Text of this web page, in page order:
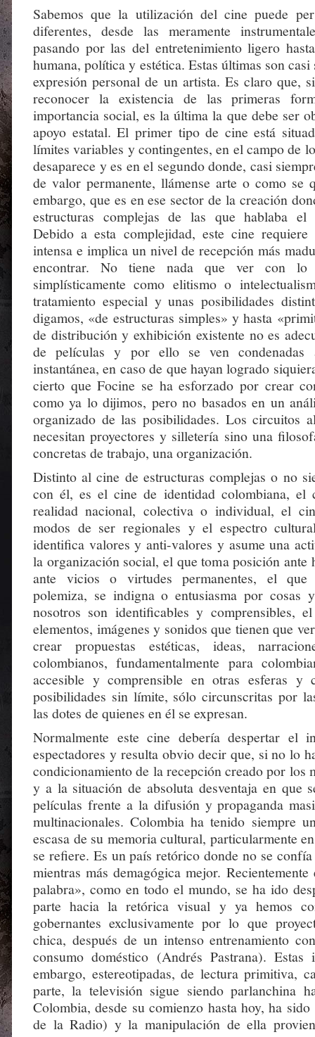
Sabemos que la utilización del cine puede
diferentes, desde las meramente
pasando por las del entretenimiento ligero
humana, política y estética. Estas últimas son
expresión personal de un artista. Es claro que,
reconocer la existencia de las primeras
importancia social, es la última la que debe ser
apoyo estatal. El primer tipo de cine está
límites variables y contingentes, en el campo de
desaparece y es en el segundo donde, casi
de valor permanente, llámense arte o como se
embargo, que es en ese sector de la creación
estructuras complejas de las que hablaba el
Debido a esta complejidad, este cine requiere
intensa e implica un nivel de recepción más
encontrar. No tiene nada que ver con lo
simplísticamente como elitismo o
tratamiento especial y unas posibilidades
digamos, «de estructuras simples» y hasta
de distribución y exhibición existente no es
de películas y por ello se ven condenadas
instantánea, en caso de que hayan logrado
cierto que Focine se ha esforzado por crear
como ya lo dijimos, pero no basados en un
organizado de las posibilidades. Los circuitos
necesitan proyectores y silletería sino una
concretas de trabajo, una organización.
Distinto al cine de estructuras complejas o no
con él, es el cine de identidad colombiana, el
realidad nacional, colectiva o individual, el
modos de ser regionales y el espectro
identifica valores y anti-valores y asume una
la organización social, el que toma posición ante
ante vicios o virtudes permanentes, el que
polemiza, se indigna o entusiasma por cosas
nosotros son identificables y comprensibles,
elementos, imágenes y sonidos que tienen que
crear propuestas estéticas, ideas,
colombianos, fundamentalmente para
accesible y comprensible en otras esferas y
posibilidades sin límite, sólo circunscritas por
las dotes de quienes en él se expresan.
Normalmente este cine debería despertar el
espectadores y resulta obvio decir que, si no lo
condicionamiento de la recepción creado por los
y a la situación de absoluta desventaja en que
películas frente a la difusión y propaganda
multinacionales. Colombia ha tenido siempre
escasa de su memoria cultural, particularmente
se refiere. Es un país retórico donde no se
mientras más demagógica mejor.
palabra», como en todo el mundo, se ha ido
parte hacia la retórica visual y ya hemos
gobernantes exclusivamente por lo que
chica, después de un intenso entrenamiento
consumo doméstico (Andrés Pastrana). Estas
embargo, estereotipadas, de lectura primitiva,
parte, la televisión sigue siendo parlanchina
Colombia, desde su comienzo hasta hoy, ha
de la Radio) y la manipulación de ella